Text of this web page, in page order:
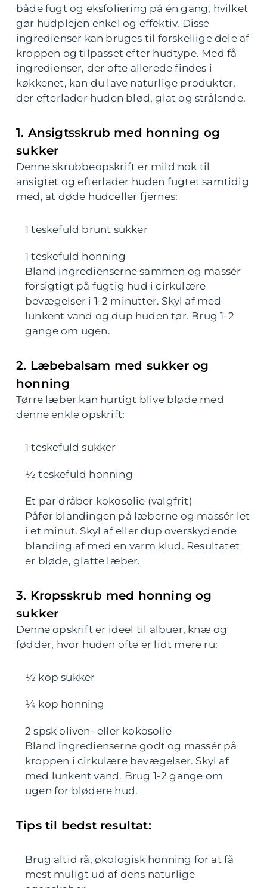
både fugt og eksfoliering på én gang, hvilket
gør hudplejen enkel og effektiv. Disse
ingredienser kan bruges til forskellige dele af
kroppen og tilpasset efter hudtype. Med få
ingredienser, der ofte allerede findes i
køkkenet, kan du lave naturlige produkter,
der efterlader huden blød, glat og strålende.
1. Ansigtsskrub med honning og
sukker
Denne skrubbeopskrift er mild nok til
ansigtet og efterlader huden fugtet samtidig
med, at døde hudceller fjernes:
1 teskefuld brunt sukker
1 teskefuld honning
Bland ingredienserne sammen og massér
forsigtigt på fugtig hud i cirkulære
bevægelser i 1-2 minutter. Skyl af med
lunkent vand og dup huden tør. Brug 1-2
gange om ugen.
2. Læbebalsam med sukker og
honning
Tørre læber kan hurtigt blive bløde med
denne enkle opskrift:
1 teskefuld sukker
½ teskefuld honning
Et par dråber kokosolie (valgfrit)
Påfør blandingen på læberne og massér let
i et minut. Skyl af eller dup overskydende
blanding af med en varm klud. Resultatet
er bløde, glatte læber.
3. Kropsskrub med honning og
sukker
Denne opskrift er ideel til albuer, knæ og
fødder, hvor huden ofte er lidt mere ru:
½ kop sukker
¼ kop honning
2 spsk oliven- eller kokosolie
Bland ingredienserne godt og massér på
kroppen i cirkulære bevægelser. Skyl af
med lunkent vand. Brug 1-2 gange om
ugen for blødere hud.
Tips til bedst resultat:
Brug altid rå, økologisk honning for at få
mest muligt ud af dens naturlige